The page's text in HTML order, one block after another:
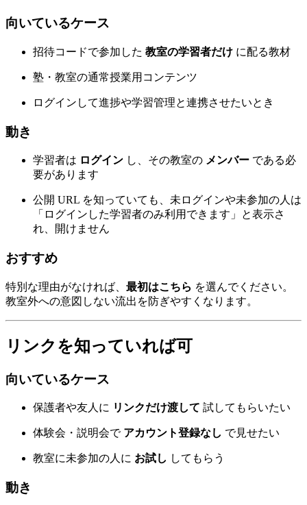
向いているケース
招待コードで参加した 教室の学習者だけ に配る教材
塾・教室の通常授業用コンテンツ
ログインして進捗や学習管理と連携させたいとき
動き
学習者は ログイン し、その教室の メンバー である必
要があります
公開 URL を知っていても、未ログインや未参加の人は
「ログインした学習者のみ利用できます」と表示さ
れ、開けません
おすすめ
特別な理由がなければ、 最初はこちら を選んでください。
教室外への意図しない流出を防ぎやすくなります。
リンクを知っていれば可
向いているケース
保護者や友人に リンクだけ渡して 試してもらいたい
体験会・説明会で アカウント登録なし で見せたい
教室に未参加の人に お試し してもらう
動き